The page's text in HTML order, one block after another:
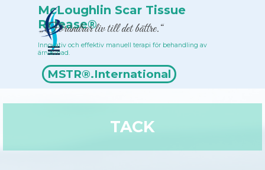
Till innehållMcLoughlin Scar Tissue
Release®
MSTR®.International
„Förändrar liv till det bättre.“
Terapeutförteckning
Innovativ och effektiv manuell terapi för behandling av
ärrvävnad.
Hoppa över menyn
TACK